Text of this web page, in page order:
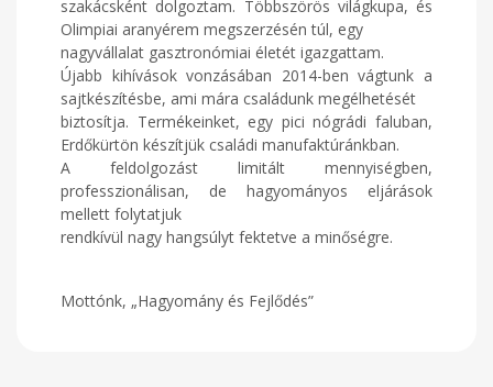
szakácsként dolgoztam. Többszörös világkupa, és
Olimpiai aranyérem megszerzésén túl, egy
nagyvállalat gasztronómiai életét igazgattam.
Újabb kihívások vonzásában 2014-ben vágtunk a
sajtkészítésbe, ami mára családunk megélhetését
biztosítja. Termékeinket, egy pici nógrádi faluban,
Erdőkürtön készítjük családi manufaktúránkban.
A feldolgozást limitált mennyiségben,
professzionálisan, de hagyományos eljárások
mellett folytatjuk
rendkívül nagy hangsúlyt fektetve a minőségre.
Mottónk, „Hagyomány és Fejlődés”